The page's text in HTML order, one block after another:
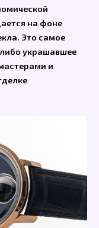
на фоне
Это самое
украшавшее
и